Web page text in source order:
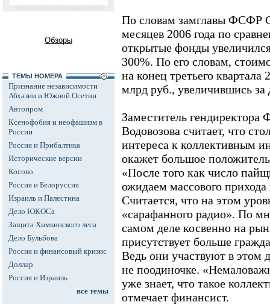
Обзоры
ТЕМЫ НОМЕРА
Признание независимости
Абхазии и Южной Осетии
Автопром
Ксенофобия и неофашизм в
России
Россия и Прибалтика
Исторические версии
Косово
Россия и Белоруссия
Израиль и Палестина
Дело ЮКОСа
Защита Химкинского леса
Дело Бульбова
Россия и финансовый кризис
Доллар
Россия и Израиль
все темы
По словам замглавы ФСФР
месяцев 2006 года по
открытые фонды
300%. По его словам,
на конец третьего квартала
млрд руб., увеличившись за
Заместитель
Водовозова считает, что
интереса к коллективным
окажет большое
«После того как число
ожидаем массового
Считается, что на этом
«сарафанного радио». По
самом деле косвенно на
присутствует больше
Ведь они участвуют в этом
не поодиночке.
уже знает, что такое
отмечает финансист.